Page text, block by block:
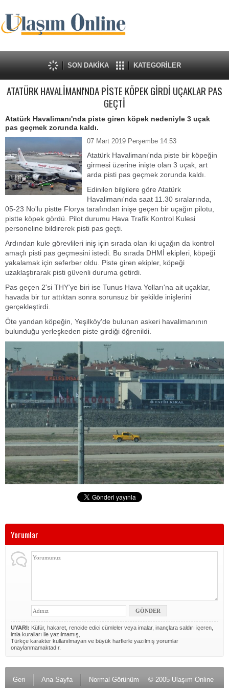
SON DAKİKA KATEGORİLER
ATATÜRK HAVALİMANI'NDA PİSTE KÖPEK GİRDİ UÇAKLAR PAS
GEÇTİ
Atatürk Havalimanı'nda piste giren köpek nedeniyle 3 uçak
pas geçmek zorunda kaldı.
07 Mart 2019 Perşembe 14:53
Atatürk Havalimanı'nda piste bir köpeğin
girmesi üzerine inişte olan 3 uçak, art
arda pisti pas geçmek zorunda kaldı.
Edinilen bilgilere göre Atatürk
Havalimanı'nda saat 11.30 sıralarında,
05-23 No'lu pistte Florya tarafından inişe geçen bir uçağın pilotu,
pistte köpek gördü. Pilot durumu Hava Trafik Kontrol Kulesi
personeline bildirerek pisti pas geçti.
Ardından kule görevlileri iniş için sırada olan iki uçağın da kontrol
amaçlı pisti pas geçmesini istedi. Bu sırada DHMİ ekipleri, köpeği
yakalamak için seferber oldu. Piste giren ekipler, köpeği
uzaklaştırarak pisti güvenli duruma getirdi.
Pas geçen 2'si THY'ye biri ise Tunus Hava Yolları'na ait uçaklar,
havada bir tur attıktan sonra sorunsuz bir şekilde inişlerini
gerçekleştirdi.
Öte yandan köpeğin, Yeşilköy'de bulunan askeri havalimanının
bulunduğu yerleşkeden piste girdiği öğrenildi.
Yorumlar
UYARI: Küfür, hakaret, rencide edici cümleler veya imalar, inançlara saldırı içeren,
imla kuralları ile yazılmamış,
Türkçe karakter kullanılmayan ve büyük harflerle yazılmış yorumlar
onaylanmamaktadır.
Geri Ana Sayfa Normal Görünüm © 2005 Ulaşım Online